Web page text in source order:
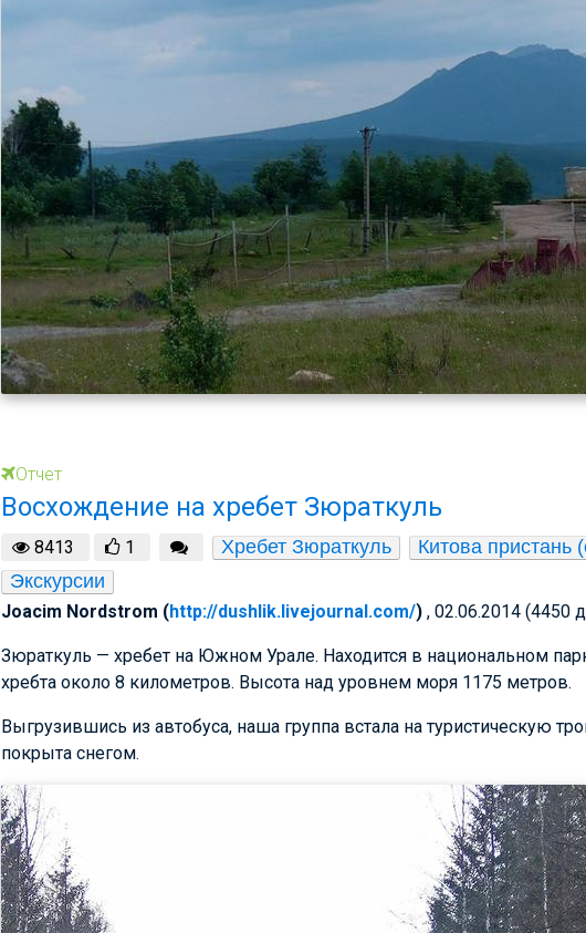
Отчет
Восхождение на хребет Зюраткуль
8413 1 Хребет Зюраткуль Китова пристань
Экскурсии
Joacim Nordstrom (http://dushlik.livejournal.com/) , 02.06.2014 (4450
Зюраткуль — хребет на Южном Урале. Находится в национальном
хребта около 8 километров. Высота над уровнем моря 1175 метров.
Выгрузившись из автобуса, наша группа встала на туристическую
покрыта снегом.